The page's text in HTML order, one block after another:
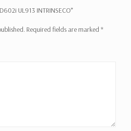
UL913 INTRINSECO”
Required fields are marked *